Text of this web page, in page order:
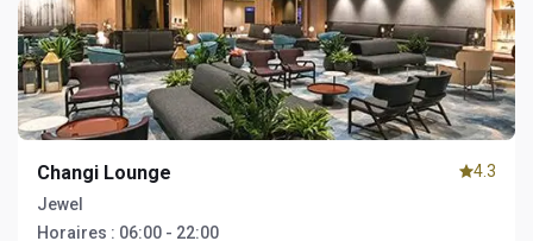
Changi Lounge
Jewel
Horaires : 06:00 - 22:00
4.3